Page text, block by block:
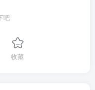
吧
收藏